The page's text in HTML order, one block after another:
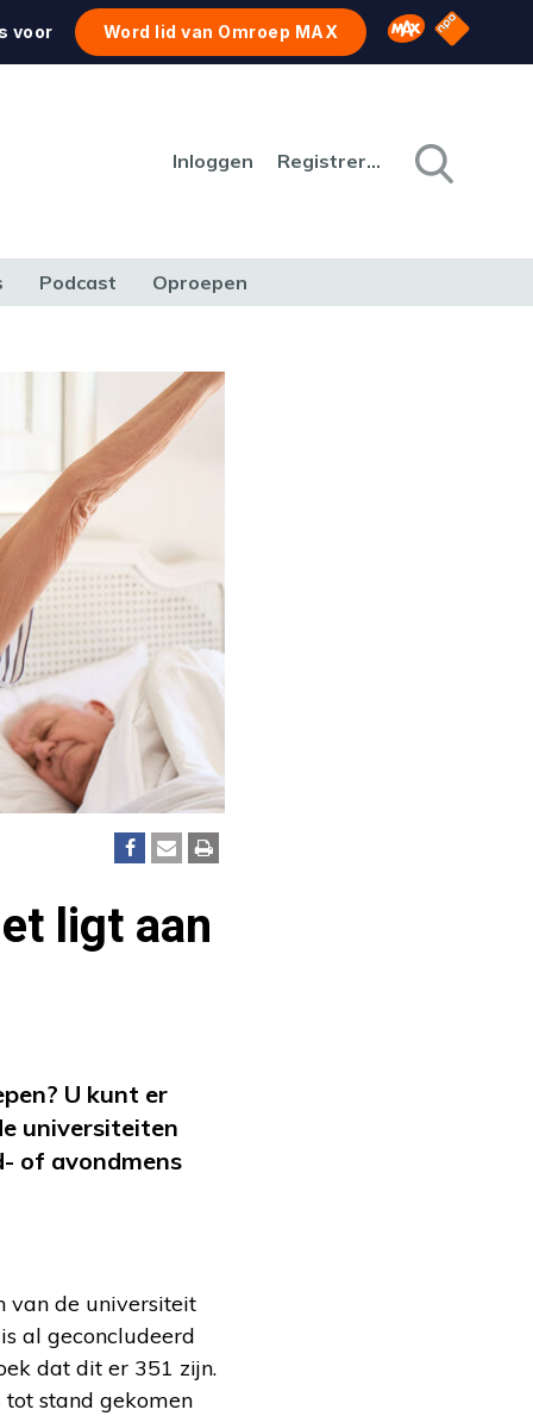
voor Word lid van Omroep MAX Omroep MAX
NPO
Inloggen Registreren
Podcast Oproepen
ligt aan
U kunt er
universiteiten
of avondmens
van de universiteit
al geconcludeerd
dat dit er 351 zijn.
stand gekomen